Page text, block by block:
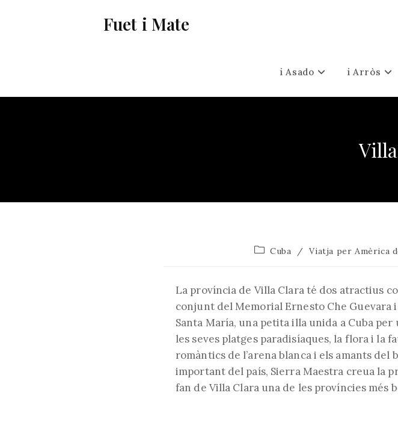
Fuet i Mate
i Asado i Arròs
Categoria
Cuba / Viatja per Amèrica
La província de Villa Clara té dos atractius
conjunt del Memorial Ernesto Che Guevara
Santa María, una petita illa unida a Cuba
les seves platges paradisíaques, la flora i la
romàntics de l’arena blanca i els amants del
important del país, SierraMaestra creua la
fan de Villa Clara una de les províncies més